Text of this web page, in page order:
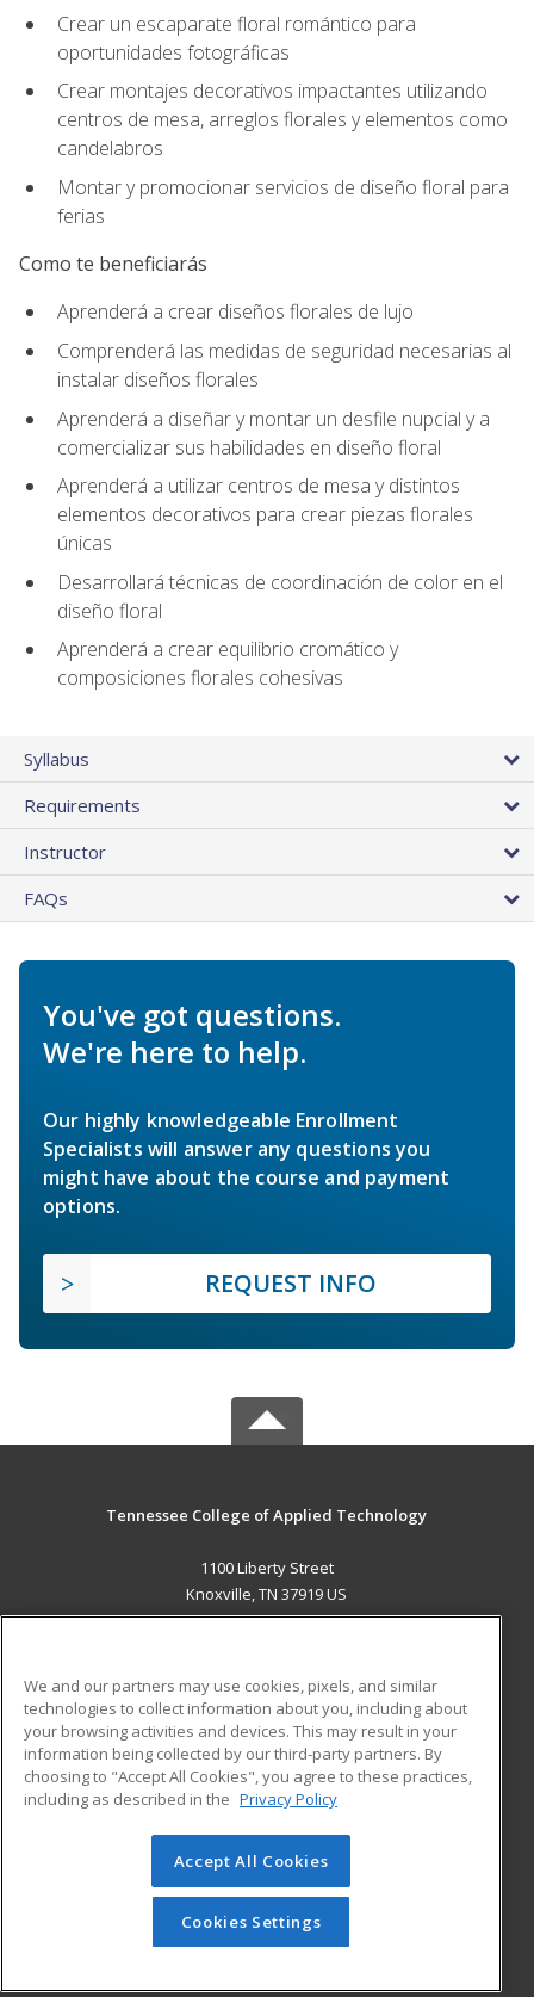
Crear un escaparate floral romántico para
oportunidades fotográficas
Crear montajes decorativos impactantes utilizando
centros de mesa, arreglos florales y elementos como
candelabros
Montar y promocionar servicios de diseño floral para
ferias
Como te beneficiarás
Aprenderá a crear diseños florales de lujo
Comprenderá las medidas de seguridad necesarias al
instalar diseños florales
Aprenderá a diseñar y montar un desfile nupcial y a
comercializar sus habilidades en diseño floral
Aprenderá a utilizar centros de mesa y distintos
elementos decorativos para crear piezas florales
únicas
Desarrollará técnicas de coordinación de color en el
diseño floral
Aprenderá a crear equilibrio cromático y
composiciones florales cohesivas
Syllabus
Requirements
Instructor
FAQs
You've got questions.
We're here to help.
Our highly knowledgeable Enrollment
Specialists will answer any questions you
might have about the course and payment
options.
REQUEST INFO
Tennessee College of Applied Technology
1100 Liberty Street
Knoxville, TN 37919 US
ADDITIONAL RESOURCES
Military
Financial Assistance
Help
Student Blog
© 2026 ed2go, a division of Cengage Learning. All rights
reserved. The material on this site cannot be reproduced or
redistributed unless you have obtained prior written
permission from Cengage Learning.Privacy Policy
We and our partners may use cookies, pixels, and similar
technologies to collect information about you, including about
your browsing activities and devices. This may result in your
information being collected by our third-party partners. By
choosing to "Accept All Cookies", you agree to these practices,
including as described in the Privacy Policy
Accept All Cookies
Cookies Settings